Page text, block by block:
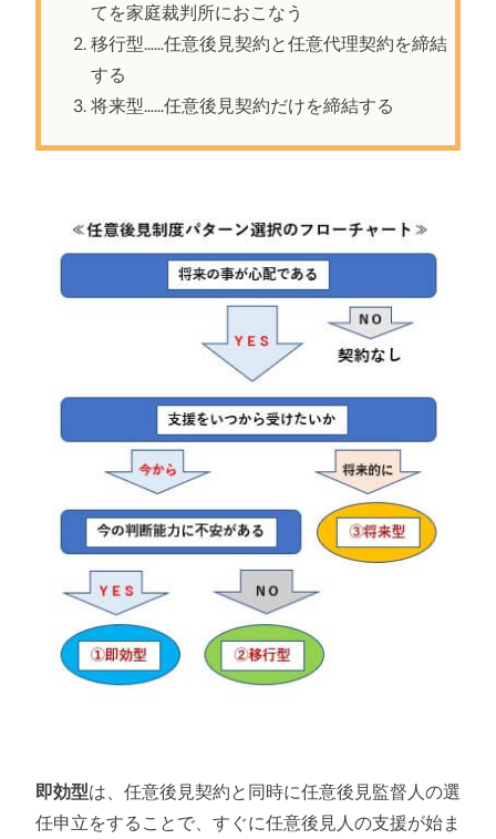
てを家庭裁判所におこなう
移行型……任意後見契約と任意代理契約を締結
する
将来型……任意後見契約だけを締結する
即効型は、任意後見契約と同時に任意後見監督人の選
任申立をすることで、すぐに任意後見人の支援が始ま